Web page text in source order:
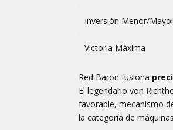
Inversión Menor/
Victoria Máxima
Red Baron fusiona
El legendario von
favorable, mecanismo
la categoría de